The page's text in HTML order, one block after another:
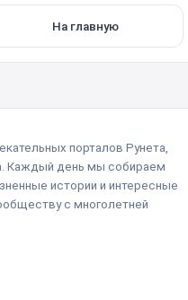
На главную
порталов Рунета,
Каждый день мы собираем
истории и интересные
с многолетней